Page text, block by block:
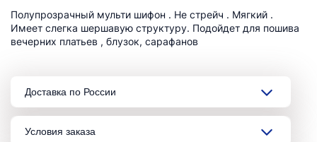
Полупрозрачный мульти шифон . Не стрейч . Мягкий .
Имеет слегка шершавую структуру. Подойдет для пошива
вечерних платьев , блузок, сарафанов
Доставка по России
Условия заказа